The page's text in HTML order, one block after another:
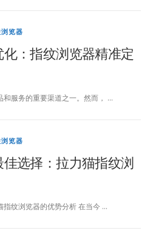
览器
：指纹浏览器精准定
服务的重要渠道之一。然而， …
览器
选择：拉力猫指纹浏
指纹浏览器的优势分析 在当今 …